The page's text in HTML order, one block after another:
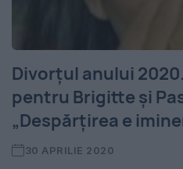
Divorțul anului
pentru Brigitte și
„Despărțirea e
30 APRILIE 2020